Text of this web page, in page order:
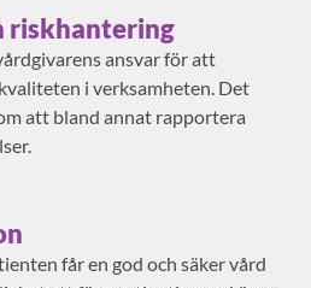
riskhantering
ansvar för att
i verksamheten. Det
att bland annat rapportera
får en god och säker vård